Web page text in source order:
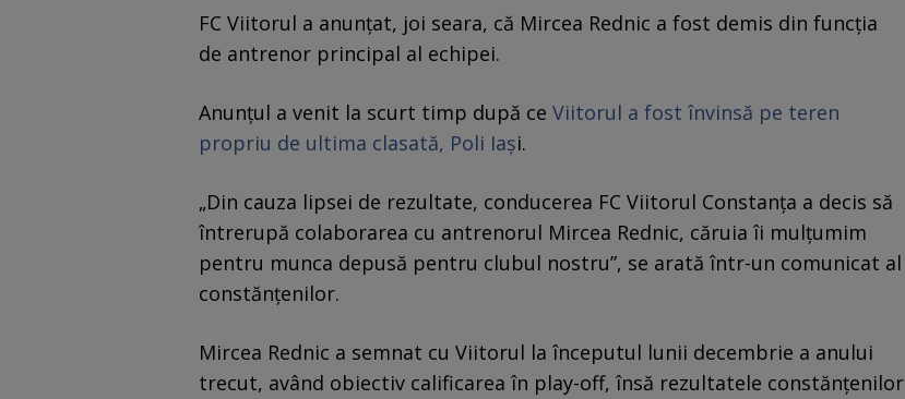
FC Viitorul a anunțat, joi seara, că Mircea Rednic a fost demis din funcția
de antrenor principal al echipei.
Anunțul a venit la scurt timp după ce Viitorul a fost învinsă pe teren
propriu de ultima clasată, Poli Iași.
„Din cauza lipsei de rezultate, conducerea FC Viitorul Constanța a decis să
întrerupă colaborarea cu antrenorul Mircea Rednic, căruia îi mulțumim
pentru munca depusă pentru clubul nostru”, se arată într-un comunicat al
constănțenilor.
Mircea Rednic a semnat cu Viitorul la începutul lunii decembrie a anului
trecut, având obiectiv calificarea în play-off, însă rezultatele constănțenilor